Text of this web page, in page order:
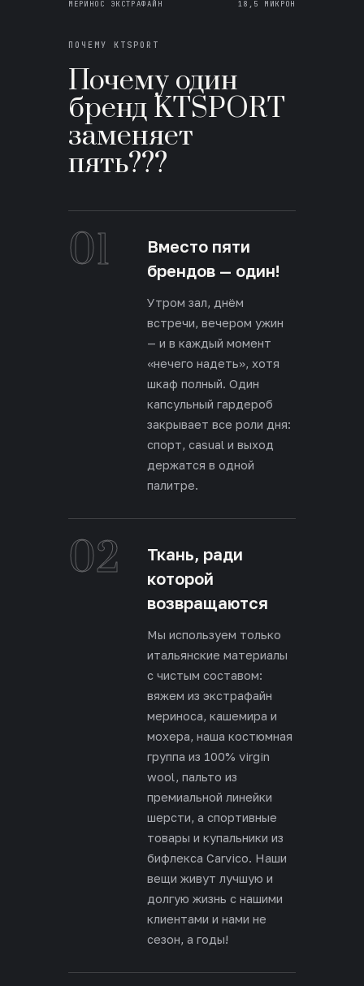
МЕРИНОС ЭКСТРАФАЙН 18,5 МИКРОН
ПОЧЕМУ KTSPORT
Почему один
бренд KTSPORT
заменяет
пять???
01
Вместо пяти
брендов — один!
Утром зал, днём
встречи, вечером ужин
— и в каждый момент
«нечего надеть», хотя
шкаф полный. Один
капсульный гардероб
закрывает все роли дня:
спорт, casual и выход
держатся в одной
палитре.
02
Ткань, ради
которой
возвращаются
Мы используем только
итальянские материалы
с чистым составом:
вяжем из экстрафайн
мериноса, кашемира и
мохера, наша костюмная
группа из 100% virgin
wool, пальто из
премиальной линейки
шерсти, а спортивные
товары и купальники из
бифлекса Carvico. Наши
вещи живут лучшую и
долгую жизнь с нашими
клиентами и нами не
сезон, а годы!